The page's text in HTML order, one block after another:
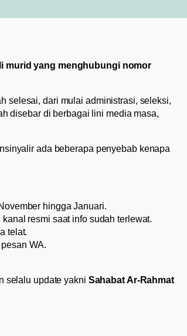
murid yang menghubungi nomor
selesai, dari mulai administrasi, seleksi,
disebar di berbagai lini media masa,
ada beberapa penyebab kenapa
hingga Januari.
resmi saat info sudah terlewat.
telat.
WA.
selalu update yakni Sahabat Ar-Rahmat